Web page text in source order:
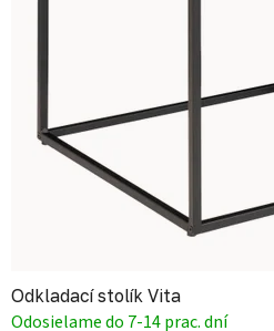
Odkladací stolík Vita
Odosielame do 7-14 prac. dní